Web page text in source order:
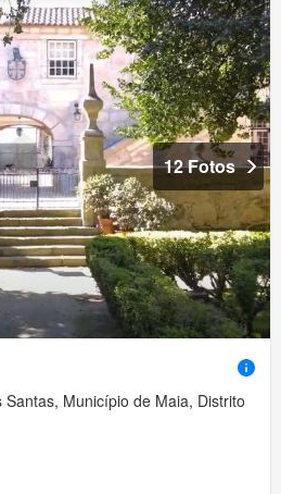
12 Fotos
Santas, Município de Maia, Distrito